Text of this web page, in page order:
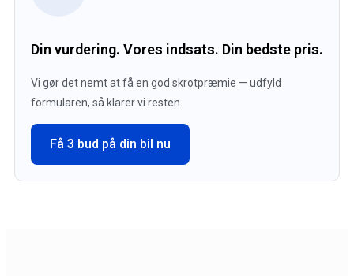
Din vurdering. Vores indsats. Din bedste pris.
Vi gør det nemt at få en god skrotpræmie — udfyld
formularen, så klarer vi resten.
Få 3 bud på din bil nu